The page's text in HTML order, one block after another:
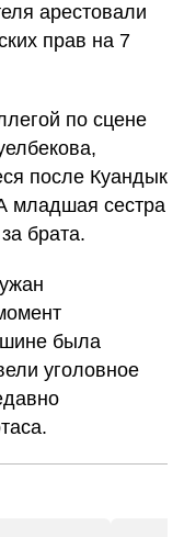
арестовали
прав на 7
по сцене
после Куандык
младшая сестра
брата.
была
уголовное